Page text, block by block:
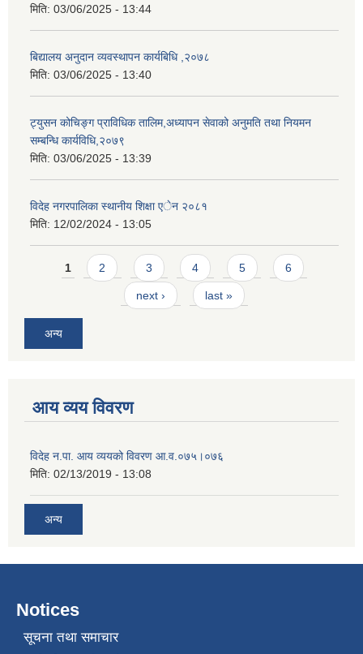
मिति: 03/06/2025 - 13:44
बिद्यालय अनुदान व्यवस्थापन कार्यबिधि ,२०७८
मिति: 03/06/2025 - 13:40
ट्युसन कोचिङ्ग प्राविधिक तालिम,अध्यापन सेवाको अनुमति तथा नियमन
सम्बन्धि कार्यविधि,२०७९
मिति: 03/06/2025 - 13:39
विदेह नगरपालिका स्थानीय शिक्षा एेन २०८१
मिति: 12/02/2024 - 13:05
Pages
1 2 3 4 5 6
next › last »
अन्य
आय व्यय विवरण
विदेह न.पा. आय व्ययको विवरण आ.व.०७५।०७६
मिति: 02/13/2019 - 13:08
अन्य
Notices
सूचना तथा समाचार